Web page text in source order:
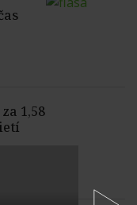
1,58